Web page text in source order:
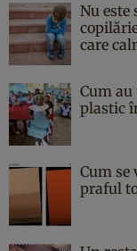
Nu
care
Cum
plastic
Cum
praful